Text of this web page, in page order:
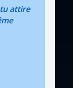
attire